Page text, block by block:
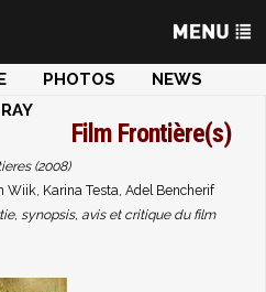
PHOTOS
NEWS
Film Frontière(s)
(2008)
Wiik, Karina Testa, Adel Bencherif
synopsis, avis et critique du film